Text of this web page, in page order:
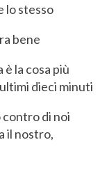
lo stesso
bene
è la cosa più
dieci minuti
contro di noi
il nostro,